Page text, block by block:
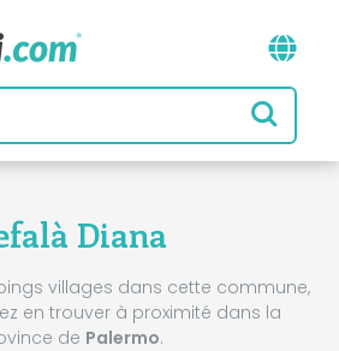
Diana
villages dans cette commune,
en trouver à proximité dans la
de Palermo.